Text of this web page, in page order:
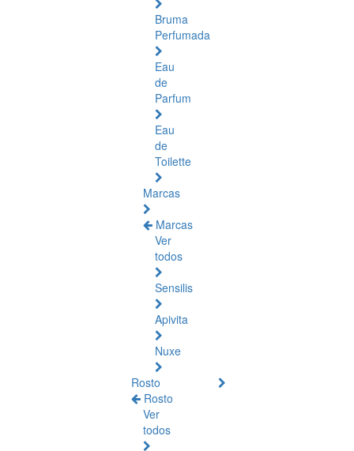
Bruma
Perfumada
Eau
de
Parfum
Eau
de
Toilette
Marcas
Marcas
Ver
todos
Sensilis
Apivita
Nuxe
Rosto
Rosto
Ver
todos